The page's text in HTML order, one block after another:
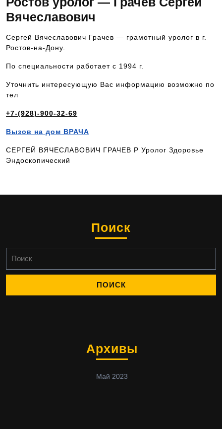
Вячеславович
Сергей Вячеславович Грачев — грамотный уролог в г.
Ростов-на-Дону.
По специальности работает с 1994 г.
Уточнить интересующую Вас информацию возможно по
тел
+7-(928)-900-32-69
Вызов на дом ВРАЧА
СЕРГЕЙ ВЯЧЕСЛАВОВИЧ ГРАЧЕВ Р Уролог Здоровье
Эндоскопический
Поиск
Архивы
Май 2023